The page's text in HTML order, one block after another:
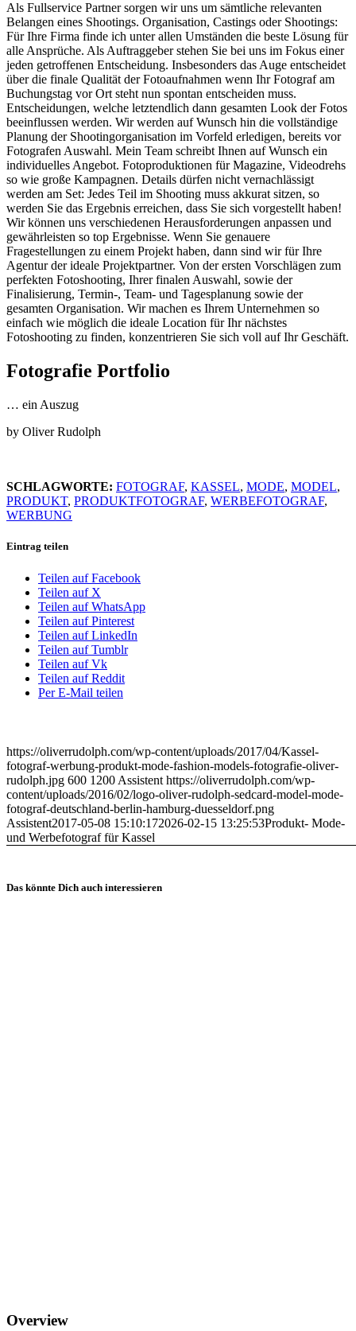
Als Fullservice Partner sorgen wir uns um sämtliche relevanten
Belangen eines Shootings. Organisation, Castings oder Shootings:
Für Ihre Firma finde ich unter allen Umständen die beste Lösung für
alle Ansprüche. Als Auftraggeber stehen Sie bei uns im Fokus einer
jeden getroffenen Entscheidung. Insbesonders das Auge entscheidet
über die finale Qualität der Fotoaufnahmen wenn Ihr Fotograf am
Buchungstag vor Ort steht nun spontan entscheiden muss.
Entscheidungen, welche letztendlich dann gesamten Look der Fotos
beeinflussen werden. Wir werden auf Wunsch hin die vollständige
Planung der Shootingorganisation im Vorfeld erledigen, bereits vor
Fotografen Auswahl. Mein Team schreibt Ihnen auf Wunsch ein
individuelles Angebot. Fotoproduktionen für Magazine, Videodrehs
so wie große Kampagnen. Details dürfen nicht vernachlässigt
werden am Set: Jedes Teil im Shooting muss akkurat sitzen, so
werden Sie das Ergebnis erreichen, dass Sie sich vorgestellt haben!
Wir können uns verschiedenen Herausforderungen anpassen und
gewährleisten so top Ergebnisse. Wenn Sie genauere
Fragestellungen zu einem Projekt haben, dann sind wir für Ihre
Agentur der ideale Projektpartner. Von der ersten Vorschlägen zum
perfekten Fotoshooting, Ihrer finalen Auswahl, sowie der
Finalisierung, Termin-, Team- und Tagesplanung sowie der
gesamten Organisation. Wir machen es Ihrem Unternehmen so
einfach wie möglich die ideale Location für Ihr nächstes
Fotoshooting zu finden, konzentrieren Sie sich voll auf Ihr Geschäft.
Fotografie Portfolio
… ein Auszug
by Oliver Rudolph
SCHLAGWORTE: FOTOGRAF, KASSEL, MODE, MODEL,
PRODUKT, PRODUKTFOTOGRAF, WERBEFOTOGRAF,
WERBUNG
Eintrag teilen
Teilen auf Facebook
Teilen auf X
Teilen auf WhatsApp
Teilen auf Pinterest
Teilen auf LinkedIn
Teilen auf Tumblr
Teilen auf Vk
Teilen auf Reddit
Per E-Mail teilen
https://oliverrudolph.com/wp-content/uploads/2017/04/Kassel-
fotograf-werbung-produkt-mode-fashion-models-fotografie-oliver-
rudolph.jpg 600 1200 Assistent https://oliverrudolph.com/wp-
content/uploads/2016/02/logo-oliver-rudolph-sedcard-model-mode-
fotograf-deutschland-berlin-hamburg-duesseldorf.png
Assistent2017-05-08 15:10:172026-02-15 13:25:53Produkt- Mode-
und Werbefotograf für Kassel
Das könnte Dich auch interessieren
Overview